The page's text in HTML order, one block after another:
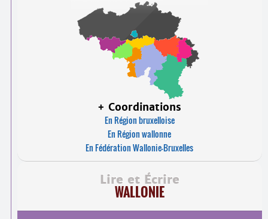
+ Coordinations
En Région bruxelloise
En Région wallonne
En Fédération Wallonie-Bruxelles
Lire et Écrire
WALLONIE